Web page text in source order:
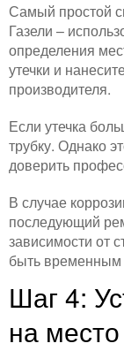
Самый простой
Газели –
определения
утечки и
производителя.
Если утечка
трубку. Однако
доверить
В случае
последующий
зависимости от
быть
Шаг 4:
на место